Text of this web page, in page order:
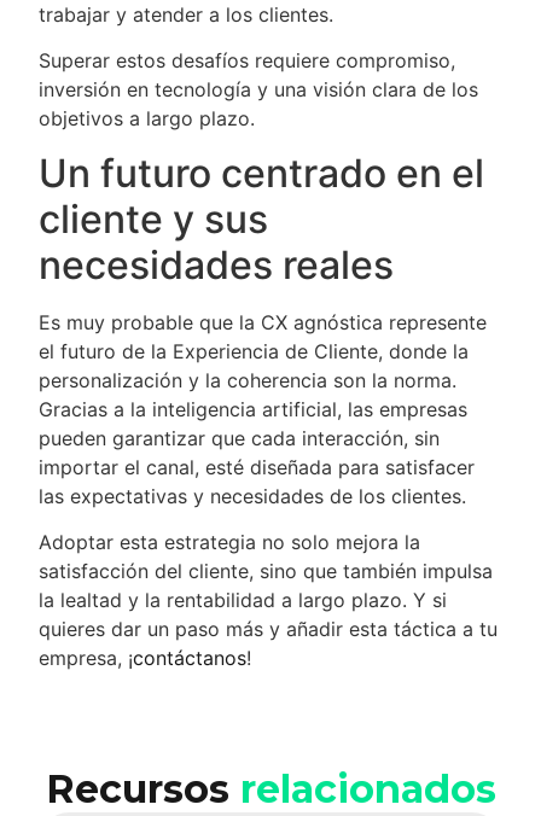
trabajar y atender a los clientes.
Superar estos desafíos requiere compromiso,
inversión en tecnología y una visión clara de los
objetivos a largo plazo.
Un futuro centrado en el
cliente y sus
necesidades reales
Es muy probable que la CX agnóstica represente
el futuro de la Experiencia de Cliente, donde la
personalización y la coherencia son la norma.
Gracias a la inteligencia artificial, las empresas
pueden garantizar que cada interacción, sin
importar el canal, esté diseñada para satisfacer
las expectativas y necesidades de los clientes.
Adoptar esta estrategia no solo mejora la
satisfacción del cliente, sino que también impulsa
la lealtad y la rentabilidad a largo plazo. Y si
quieres dar un paso más y añadir esta táctica a tu
empresa, ¡contáctanos!
Recursos relacionados